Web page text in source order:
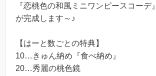
『恋桃色の和風ミニワンピースコーデ』
が完成します～♪
【はーと数ごとの特典】
10…きゅん納め『食べ納め』
20…秀麗の桃色鏡